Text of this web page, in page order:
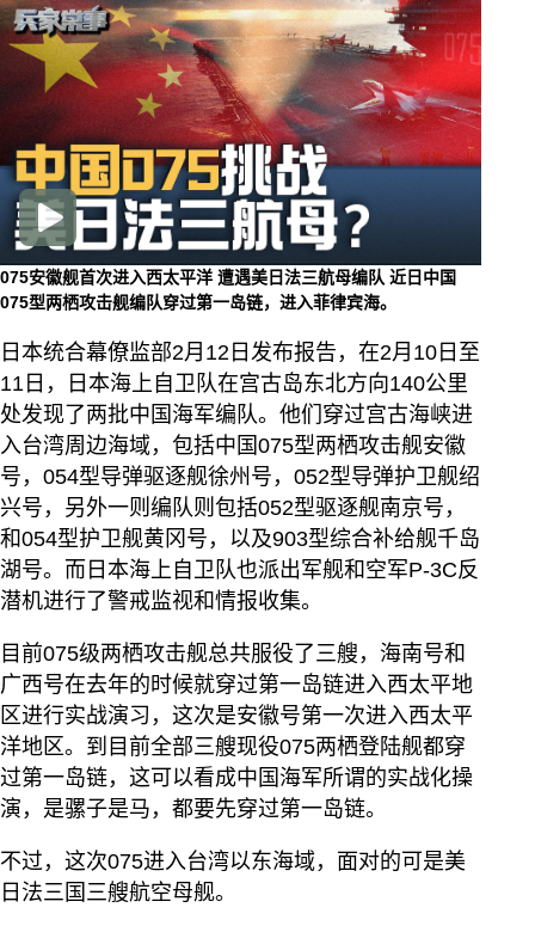
075安徽舰首次进入西太平洋 遭遇美日法三航母编队 近日中国
075型两栖攻击舰编队穿过第一岛链，进入菲律宾海。
日本统合幕僚监部2月12日发布报告，在2月10日至
11日，日本海上自卫队在宫古岛东北方向140公里
处发现了两批中国海军编队。他们穿过宫古海峡进
入台湾周边海域，包括中国075型两栖攻击舰安徽
号，054型导弹驱逐舰徐州号，052型导弹护卫舰绍
兴号，另外一则编队则包括052型驱逐舰南京号，
和054型护卫舰黄冈号，以及903型综合补给舰千岛
湖号。而日本海上自卫队也派出军舰和空军P-3C反
潜机进行了警戒监视和情报收集。
目前075级两栖攻击舰总共服役了三艘，海南号和
广西号在去年的时候就穿过第一岛链进入西太平地
区进行实战演习，这次是安徽号第一次进入西太平
洋地区。到目前全部三艘现役075两栖登陆舰都穿
过第一岛链，这可以看成中国海军所谓的实战化操
演，是骡子是马，都要先穿过第一岛链。
不过，这次075进入台湾以东海域，面对的可是美
日法三国三艘航空母舰。